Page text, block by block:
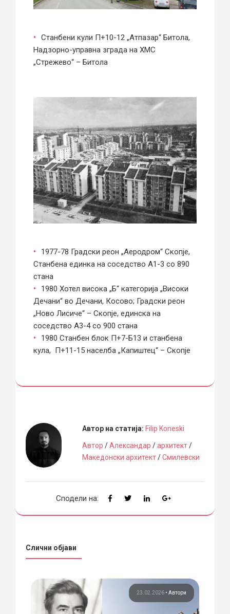
Станбени кули П+10-12 „Атпазар“ Битола,
Надзорно-управна зграда на ХМС
„Стрежево“ – Битола
1977-78 Градски реон „Аеродром“ Скопје,
Станбена единка на соседство А1-3 со 890
стана
1980 Хотел висока „Б“ категорија „Високи
Дечани“ во Дечани, Косово; Градски реон
„Ново Лисиче“ – Скопје, единска на
соседство А3-4 со 900 стана
1980 Станбен блок П+7-Б13 и станбена
кула, П+11-15 населба „Капиштец“ – Скопје
Автор на статија: Filip Koneski
Автор /Александар /архитект/
Македонски архитект/Смилевски
Сподели на:
Слични објави
23.02.2026 • Автори